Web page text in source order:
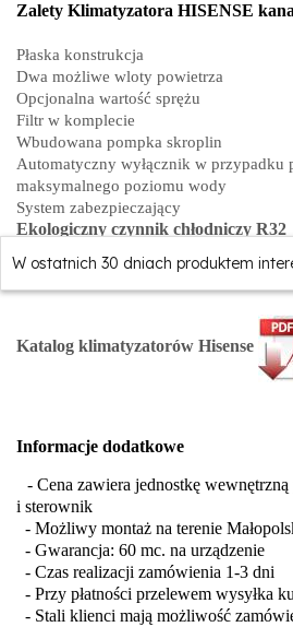
Zalety Klimatyzatora HISENSE
Płaska konstrukcja
Dwa możliwe wloty powietrza
Opcjonalna wartość sprężu
Filtr w komplecie
Wbudowana pompka skroplin
Automatyczny wyłącznik w przypadku
maksymalnego poziomu wody
System zabezpieczający
Ekologiczny czynnik chłodniczy R32
Katalog klimatyzatorów Hisense
Informacje dodatkowe
- Cena zawiera jednostkę
i sterownik
- Możliwy montaż na terenie
- Gwarancja: 60 mc. na urządzenie
- Czas realizacji zamówienia 1-3 dni
- Przy płatności przelewem wysyłka
- Stali klienci mają możliwość
W ostatnich 30 dniach produktem